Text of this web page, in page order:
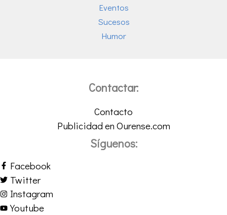
Eventos
Sucesos
Humor
Contactar:
Contacto
Publicidad en Ourense.com
Síguenos:
Facebook
Twitter
Instagram
Youtube